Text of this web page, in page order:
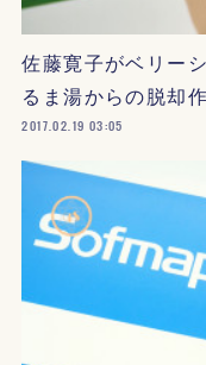
佐藤寛子がベリー
るま湯からの脱却作
2017.02.19 03:05